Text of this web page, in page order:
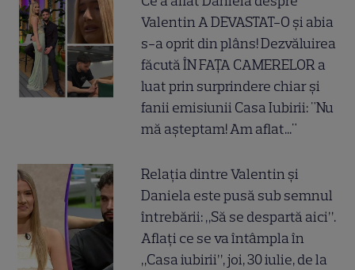
Valentin A DEVASTAT-O și abia
s-a oprit din plâns! Dezvăluirea
făcută ÎN FAȚA CAMERELOR a
luat prin surprindere chiar și
fanii emisiunii Casa Iubirii: "Nu
mă așteptam! Am aflat..."
Relația dintre Valentin și
Daniela este pusă sub semnul
întrebării: „Să se despartă aici”.
Aflați ce se va întâmpla în
„Casa iubirii”, joi, 30 iulie, de la